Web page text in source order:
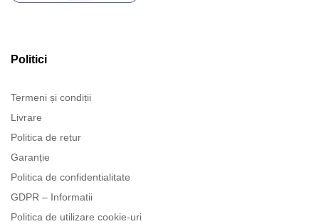
Politici
Termeni și condiții
Livrare
Politica de retur
Garanție
Politica de confidentialitate
GDPR – Informatii
Politica de utilizare cookie-uri